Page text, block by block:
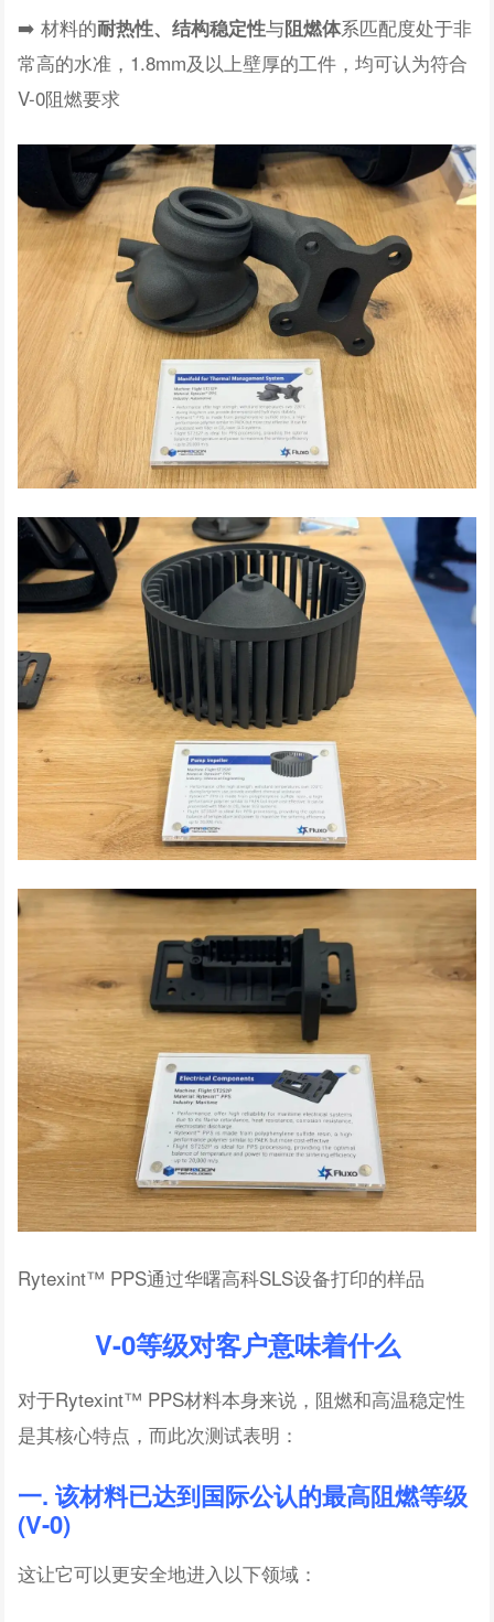
➡️ 材料的耐热性、结构稳定性与阻燃体系匹配度处于非
常高的水准，1.8mm及以上壁厚的工件，均可认为符合
V-0阻燃要求
Rytexint™ PPS通过华曙高科SLS设备打印的样品
V-0等级对客户意味着什么
对于Rytexint™ PPS材料本身来说，阻燃和高温稳定性
是其核心特点，而此次测试表明：
一. 该材料已达到国际公认的最高阻燃等级
(V-0)
这让它可以更安全地进入以下领域：